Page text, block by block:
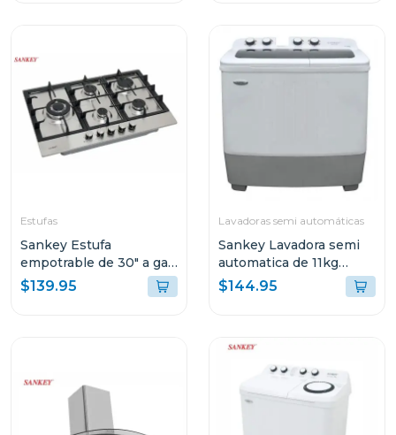
Estufas
Sankey Estufa
empotrable de 30" a gas
5 quemadores gsh791
$139.95
Lavadoras semi automáticas
Sankey Lavadora semi
automatica de 11kg
blanca wm1110
$144.95